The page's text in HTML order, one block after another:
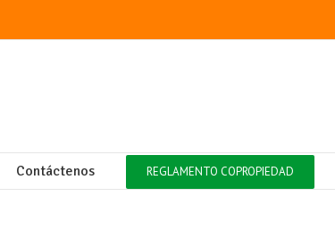
Contáctenos REGLAMENTO COPROPIEDAD